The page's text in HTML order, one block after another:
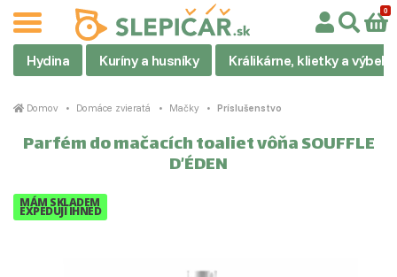
Hydina Kuríny a husníky Králikárne, klietky a výbehy
Domov Domáce zvieratá Mačky Príslušenstvo
Parfém do mačacích toaliet vôňa SOUFFLE
D’ÉDEN
MÁM SKLADEM
EXPEDUJI IHNED